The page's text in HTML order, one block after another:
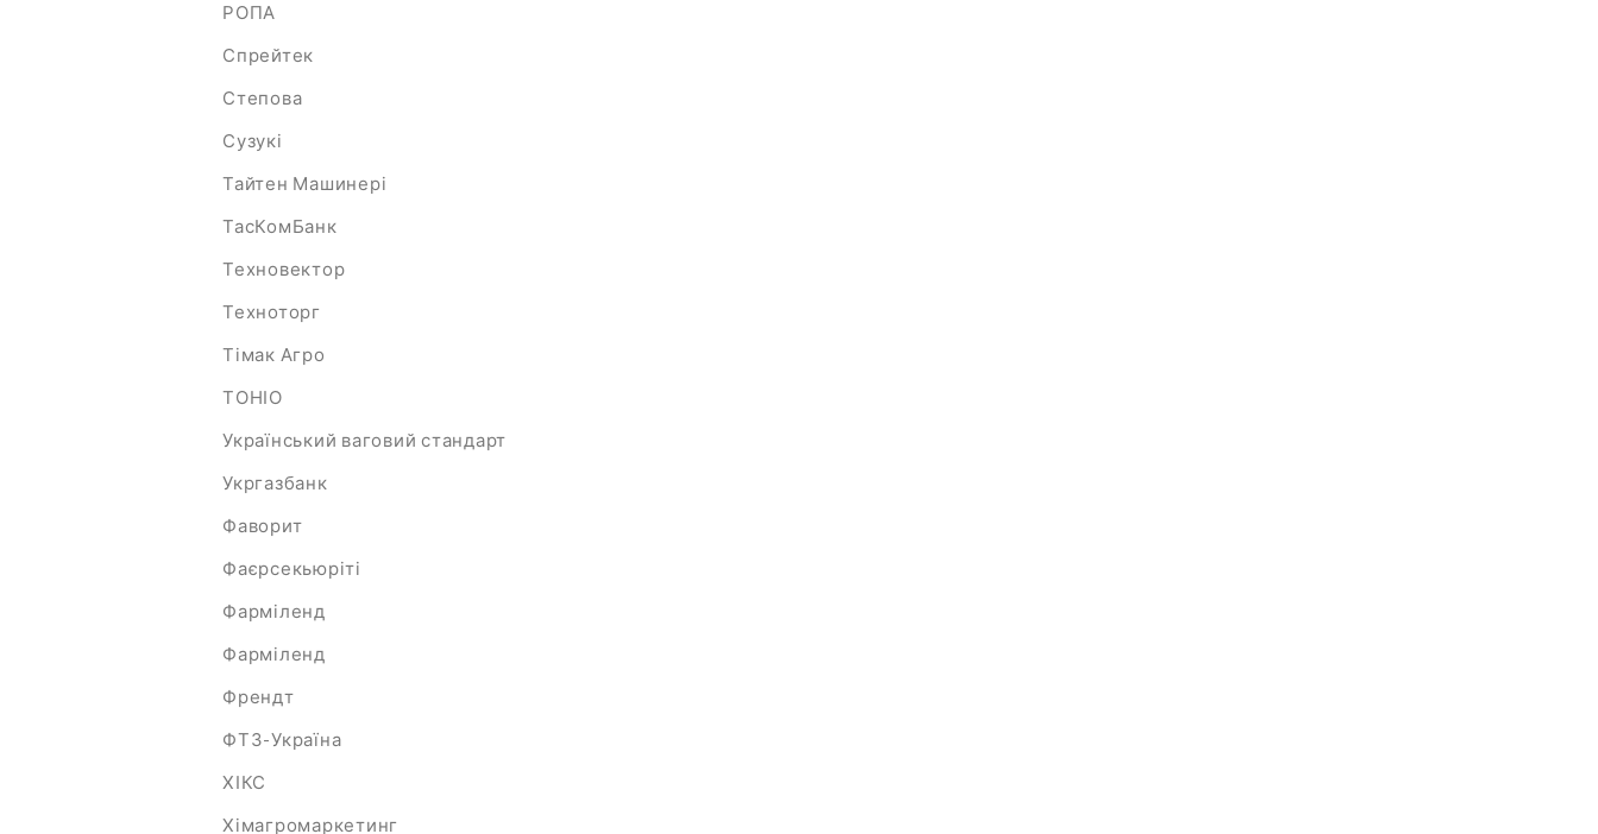
РОПА
Спрейтек
Степова
Сузукі
Тайтен Машинері
ТасКомБанк
Техновектор
Техноторг
Тімак Агро
ТОНІО
Український ваговий стандарт
Укргазбанк
Фаворит
Фаєрсекьюріті
Фарміленд
Фарміленд
Френдт
ФТЗ-Україна
ХІКС
Хімагромаркетинг